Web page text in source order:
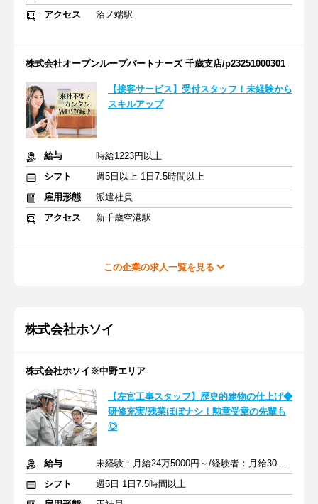
アクセス
沼ノ端駅
株式会社オープンループパートナーズ 千歳支店/p23251000301
【接客サービス】受付スタッフ！未経験から
スキルアップ
給与
時給1223円以上
シフト
週5日以上 1日7.5時間以上
雇用形態
派遣社員
アクセス
新千歳空港駅
この企業の求人一覧を見る
株式会社ホソイ
株式会社ホソイ※中野エリア
【左官工事スタッフ】歴史的建物の仕上げ◆
研修充実/残業ほぼナシ！勲章受章の先輩も
◎
給与
未経験：月給24万5000円～/経験者：月給30万8000円～ ※手当あり
シフト
週5日 1日7.5時間以上